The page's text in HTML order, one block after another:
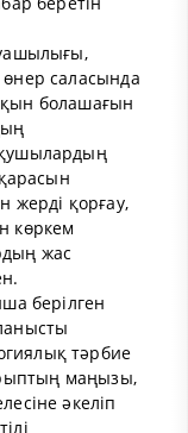
саласында
болашағын
жерді қорғау,
көркем
жас
берілген
тәрбие
маңызы,
әкеліп